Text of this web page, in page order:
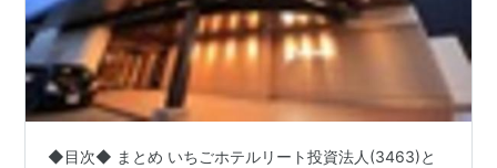
◆目次◆ まとめ いちごホテルリート投資法人(3463)と